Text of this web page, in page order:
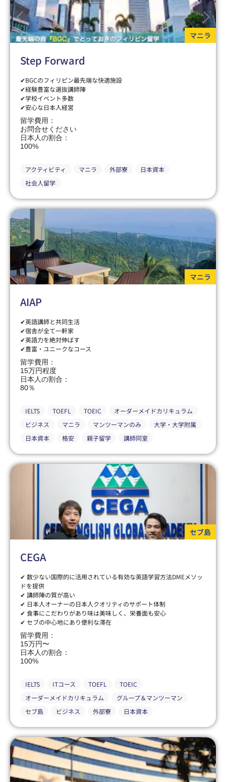
マニラ
Step Forward
✔BGCのフィリピン最先端な快適施設
✔経験豊富な選抜講師陣
✔学校イベント多数
✔安心な日本人経営
留学費用：
お問合せください
日本人の割合：
100%
アクティビティ マニラ 外部寮
日本資本
社会人留学
マニラ
AIAP
✔英語講師と共同生活
✔宿舎が全て一軒家
✔英語力を絶対伸ばす
✔豊富・ユニークなコース
留学費用：
15万円程度
日本人の割合：
80％
IELTS TOEFL TOEIC
オーダーメイドカリキュラム
ビジネス
マニラ マンツーマンのみ
大学・大学附属
日本資本
格安 親子留学 講師同室
セブ島
CEGA
✔ 数少ない国際的に活用されている有効な英語学習方法DMEメソッ
ドを提供
✔ 講師陣の質が高い
✔ 日本人オーナーの日本人クオリティのサポート体制
✔ 食事にこだわりがあり味は美味しく、栄養面も安心
✔ セブの中心地にあり便利な滞在
留学費用：
15万円〜
日本人の割合：
100%
IELTS ITコース TOEFL
TOEIC
オーダーメイドカリキュラム
グループ＆マンツーマン
セブ島
ビジネス 外部寮 日本資本